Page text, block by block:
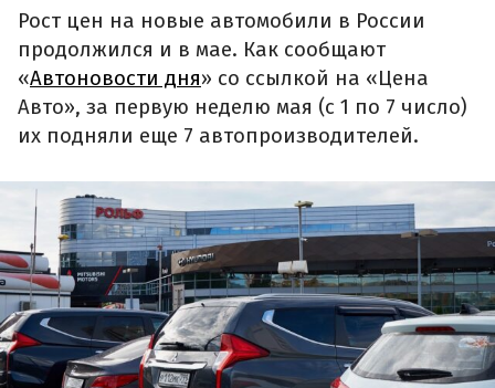
Рост цен на новые автомобили в России
продолжился и в мае. Как сообщают
«Автоновости дня» со ссылкой на «Цена
Авто», за первую неделю мая (с 1 по 7 число)
их подняли еще 7 автопроизводителей.